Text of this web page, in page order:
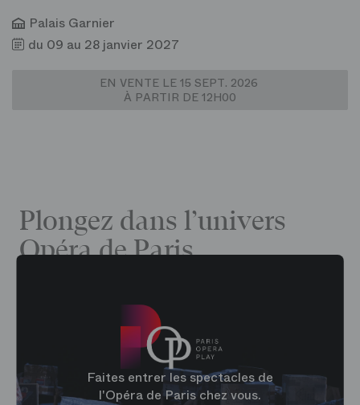
Palais Garnier
du 09 au 28 janvier 2027
EN VENTE LE 15 SEPT. 2026
À PARTIR DE 12H00
Plongez dans l’univers
Opéra de Paris
Faites entrer les spectacles de
l'Opéra de Paris chez vous.